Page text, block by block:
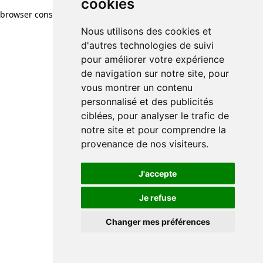
cookies
Nous utilisons des cookies et
d'autres technologies de suivi
pour améliorer votre expérience
de navigation sur notre site, pour
vous montrer un contenu
personnalisé et des publicités
ciblées, pour analyser le trafic de
notre site et pour comprendre la
provenance de nos visiteurs.
J'accepte
Je refuse
Changer mes préférences
browser console for more information)